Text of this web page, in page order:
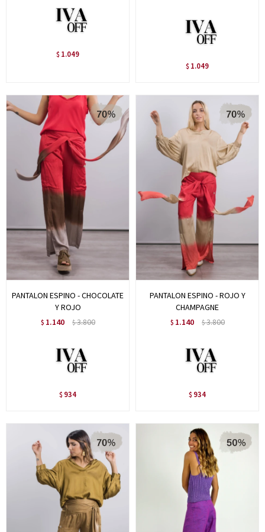
$ 1.049
$ 1.049
PANTALON ESPINO - CHOCOLATE
Y ROJO
$ 1.140 $3.800
$ 934
PANTALON ESPINO - ROJO Y
CHAMPAGNE
$ 1.140 $3.800
$ 934